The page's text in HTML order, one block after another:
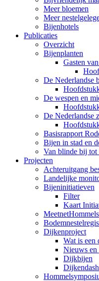
Meer bloemen
Meer
Bijenhotels
Publicaties
Overzicht
Bijenplanten
Gasten
De Nederlandse
De wespen en
De Nederlandse
Basisrapport
Bijen in stad en
Van blinde bij
Projecten
Achteruitgang
Landelijke
Bijeninitiatieven
Filter
Kaart
MeetnetHommels
Dijkenproject
Wat is een
Nieuws en
Dijkbijen